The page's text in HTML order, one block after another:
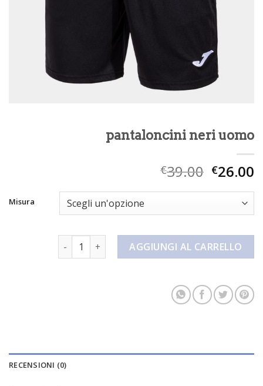
pantaloncini neri uomo
€39.00 €26.00
Misura
pantaloncini neri uomo quantità
AGGIUNGI AL CARRELLO
RECENSIONI (0)